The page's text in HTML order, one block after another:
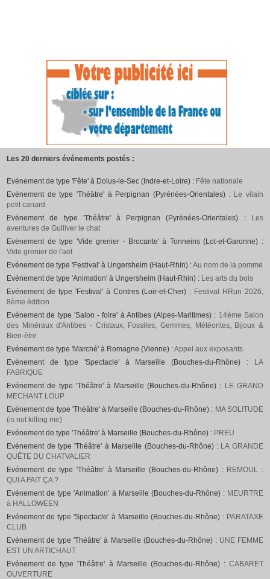
Les 20 derniers événements postés :
Evénement de type 'Fête' à Dolus-le-Sec (Indre-et-Loire) : Fête nationale
Evénement de type 'Théâtre' à Perpignan (Pyrénées-Orientales) : Le vilain
petit canard
Evénement de type 'Théâtre' à Perpignan (Pyrénées-Orientales) :
Les
aventures de Gulliver le chat
Evénement de type 'Vide grenier - Brocante' à Tonneins (Lot-et-Garonne) :
Vide grenier de l'aet
Evénement de type 'Festival' à Ungersheim (Haut-Rhin) :Au nom de la pomme
Evénement de type 'Animation' à Ungersheim (Haut-Rhin) : Les arts du bois
Evénement de type 'Festival' à Contres (Loir-et-Cher) : Festival HRun 2026,
8ème édition
Evénement de type 'Salon - foire' à Antibes (Alpes-Maritimes) : 14ème Salon
des Minéraux d'Antibes - Cristaux, Fossiles, Gemmes, Météorites, Bijoux &
Bien-être
Evénement de type 'Marché' à Romagne (Vienne) :Appel aux exposants
Evénement de type 'Spectacle' à Marseille (Bouches-du-Rhône) :
LA
FABRIQUE
Evénement de type 'Théâtre' à Marseille (Bouches-du-Rhône) : LE GRAND
MECHANT LOUP
Evénement de type 'Théâtre' à Marseille (Bouches-du-Rhône) : MA SOLITUDE
(is not killing me)
Evénement de type 'Théâtre' à Marseille (Bouches-du-Rhône) : PREU
Evénement de type 'Théâtre' à Marseille (Bouches-du-Rhône) : LA GRANDE
QUÊTE DU CHATVALIER
Evénement de type 'Théâtre' à Marseille (Bouches-du-Rhône) : REMOUL :
QUI A FAIT ÇA ?
Evénement de type 'Animation' à Marseille (Bouches-du-Rhône) : MEURTRE
à HALLOWEEN
Evénement de type 'Spectacle' à Marseille (Bouches-du-Rhône) : PARATAXE
CLUB
Evénement de type 'Théâtre' à Marseille (Bouches-du-Rhône) : UNE FEMME
EST UN ARTICHAUT
Evénement de type 'Théâtre' à Marseille (Bouches-du-Rhône) : CABARET
OUVERTURE